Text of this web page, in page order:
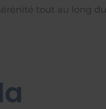
tout au long du